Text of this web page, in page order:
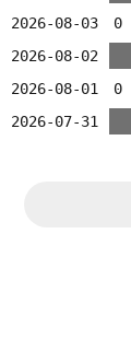
2026-08-03
0
2026-08-02
2026-08-01
0
2026-07-31